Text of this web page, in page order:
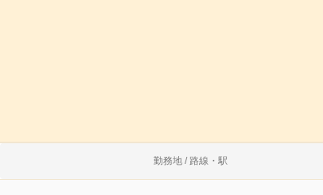
勤務地 / 路線・駅